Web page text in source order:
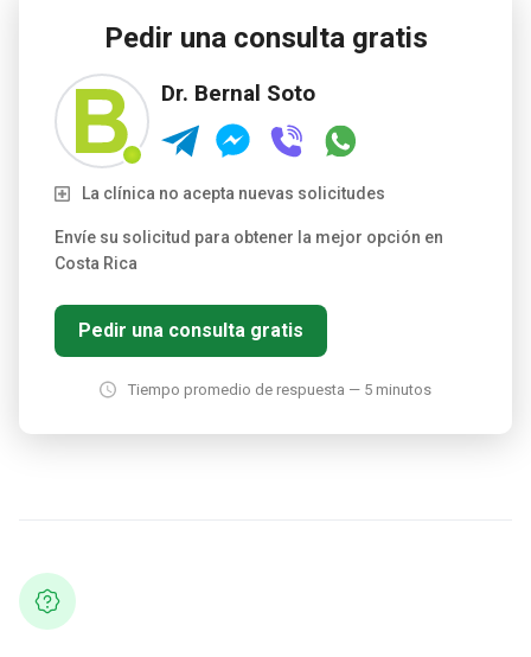
Pedir una consulta gratis
Dr. Bernal Soto
La clínica no acepta nuevas solicitudes
Envíe su solicitud para obtener la mejor opción en
Costa Rica
Pedir una consulta gratis
Tiempo promedio de respuesta — 5 minutos